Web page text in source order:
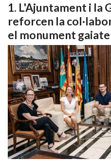
L'Ajuntament i la
reforcen la
el monument